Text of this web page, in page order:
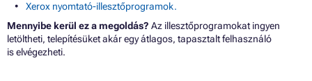
Xerox nyomtató-illesztőprogramok.
Mennyibe kerül ez a megoldás? Az illesztőprogramokat ingyen
letöltheti, telepítésüket akár egy átlagos, tapasztalt felhasználó
is elvégezheti.